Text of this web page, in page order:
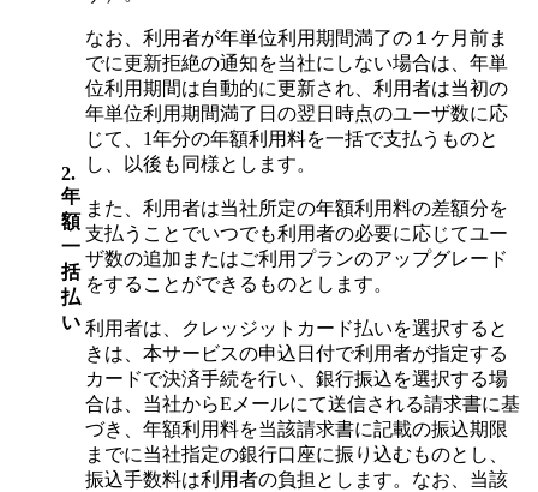
2.
年
額
一
括
払
い
なお、利用者が年単位利用期間満了の１ケ月前ま
でに更新拒絶の通知を当社にしない場合は、年単
位利用期間は自動的に更新され、利用者は当初の
年単位利用期間満了日の翌日時点のユーザ数に応
じて、1年分の年額利用料を一括で支払うものと
し、以後も同様とします。
また、利用者は当社所定の年額利用料の差額分を
支払うことでいつでも利用者の必要に応じてユー
ザ数の追加またはご利用プランのアップグレード
をすることができるものとします。
利用者は、クレッジットカード払いを選択すると
きは、本サービスの申込日付で利用者が指定する
カードで決済手続を行い、銀行振込を選択する場
合は、当社からEメールにて送信される請求書に基
づき、年額利用料を当該請求書に記載の振込期限
までに当社指定の銀行口座に振り込むものとし、
振込手数料は利用者の負担とします。なお、当該